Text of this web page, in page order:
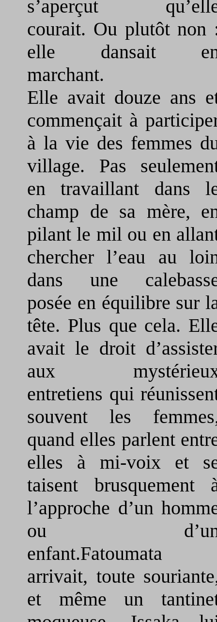
s’aperçut
courait. Ou plutôt non
elle dansait
marchant.
Elle avait douze ans
commençait à
à la vie des femmes
village. Pas
en travaillant dans
champ de sa mère,
pilant le mil ou en
chercher l’eau au
dans une
posée en équilibre sur
tête. Plus que cela.
avait le droit
aux
entretiens qui
souvent les
quand elles parlent
elles à mi-voix et
taisent brusquement
l’approche d’un
ou
enfant.Fatoumata
arrivait, toute
et même un